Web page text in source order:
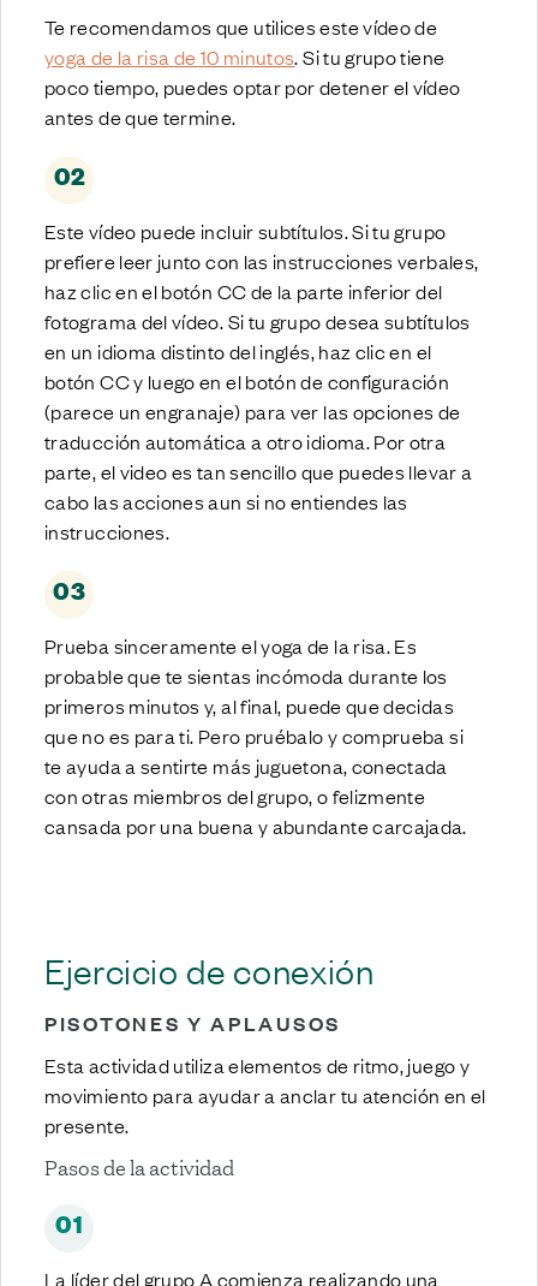
Te recomendamos que utilices este vídeo de
yoga de la risa de 10 minutos. Si tu grupo tiene
poco tiempo, puedes optar por detener el vídeo
antes de que termine.
02
Este vídeo puede incluir subtítulos. Si tu grupo
prefiere leer junto con las instrucciones verbales,
haz clic en el botón CC de la parte inferior del
fotograma del vídeo. Si tu grupo desea subtítulos
en un idioma distinto del inglés, haz clic en el
botón CC y luego en el botón de configuración
(parece un engranaje) para ver las opciones de
traducción automática a otro idioma. Por otra
parte, el video es tan sencillo que puedes llevar a
cabo las acciones aun si no entiendes las
instrucciones.
03
Prueba sinceramente el yoga de la risa. Es
probable que te sientas incómoda durante los
primeros minutos y, al final, puede que decidas
que no es para ti. Pero pruébalo y comprueba si
te ayuda a sentirte más juguetona, conectada
con otras miembros del grupo, o felizmente
cansada por una buena y abundante carcajada.
Ejercicio de conexión
PISOTONES Y APLAUSOS
Esta actividad utiliza elementos de ritmo, juego y
movimiento para ayudar a anclar tu atención en el
presente.
Pasos de la actividad
01
La líder del grupo A comienza realizando una